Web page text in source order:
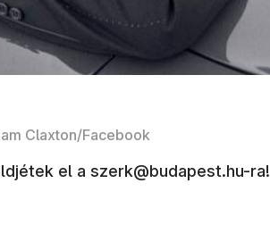
Claxton/Facebook
el a szerk@budapest.hu-ra!